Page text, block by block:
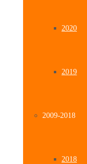
2020
2019
2009-2018
2018